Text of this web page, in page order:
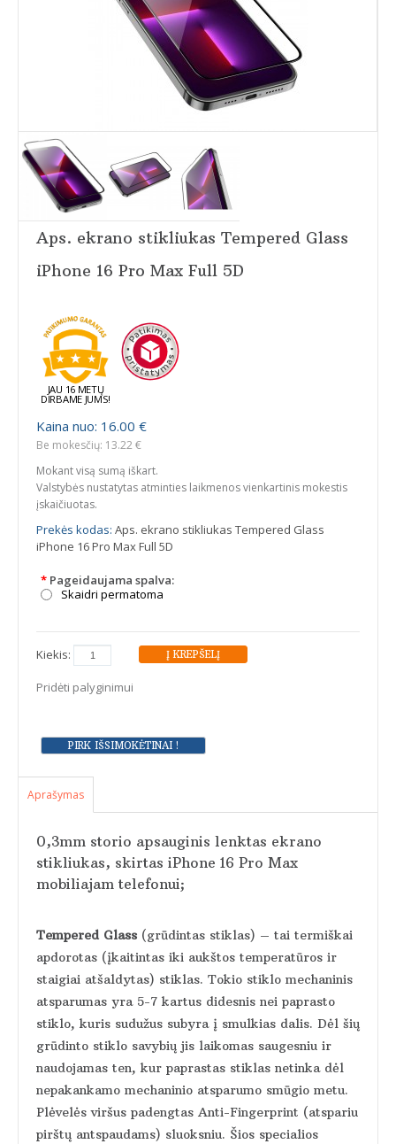
Aps. ekrano stikliukas Tempered Glass
iPhone 16 Pro Max Full 5D
JAU 16 METŲ
DIRBAME JUMS!
Kaina nuo: 16.00 €
Be mokesčių: 13.22 €
Mokant visą sumą iškart.
Valstybės nustatytas atminties laikmenos vienkartinis mokestis
įskaičiuotas.
Prekės kodas: Aps. ekrano stikliukas Tempered Glass
iPhone 16 Pro Max Full 5D
* Pageidaujama spalva:
Skaidri permatoma
Kiekis:
Pridėti palyginimui
Aprašymas
0,3mm storio apsauginis lenktas ekrano
stikliukas, skirtas iPhone 16 Pro Max
mobiliajam telefonui;
Tempered Glass (grūdintas stiklas) – tai termiškai
apdorotas (įkaitintas iki aukštos temperatūros ir
staigiai atšaldytas) stiklas. Tokio stiklo mechaninis
atsparumas yra 5-7 kartus didesnis nei paprasto
stiklo, kuris sudužus subyra į smulkias dalis. Dėl šių
grūdinto stiklo savybių jis laikomas saugesniu ir
naudojamas ten, kur paprastas stiklas netinka dėl
nepakankamo mechaninio atsparumo smūgio metu.
Plėvelės viršus padengtas Anti-Fingerprint (atspariu
pirštų antspaudams) sluoksniu. Šios specialios